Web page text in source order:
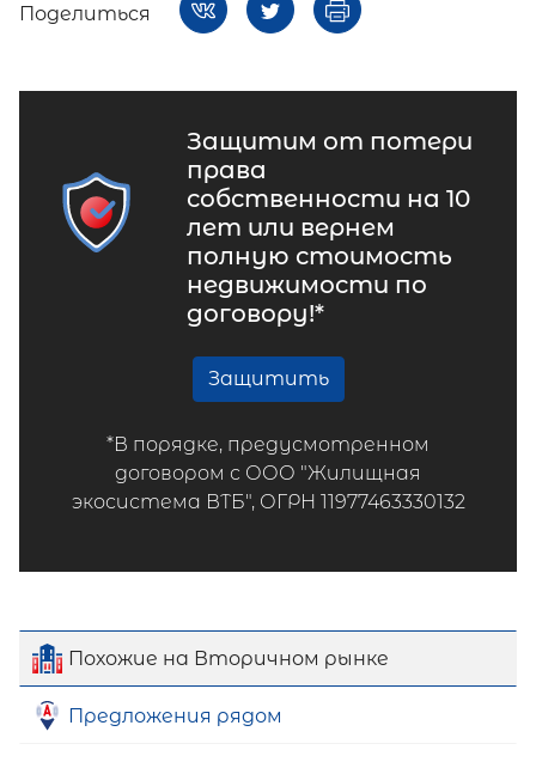
Поделиться
Защитим от потери
права
собственности на 10
лет или вернем
полную стоимость
недвижимости по
договору!*
Защитить
*В порядке, предусмотренном
договором с ООО "Жилищная
экосистема ВТБ", ОГРН 11977463330132
Похожие на Вторичном рынке
Предложения рядом